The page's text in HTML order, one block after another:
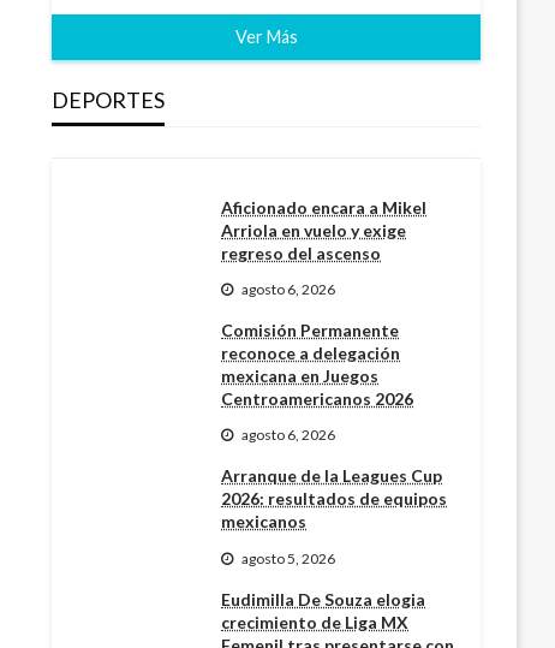
Ver Más
DEPORTES
Aficionado encara a Mikel
Arriola en vuelo y exige
regreso del ascenso
agosto 6, 2026
Comisión Permanente
reconoce a delegación
mexicana en Juegos
Centroamericanos 2026
agosto 6, 2026
Arranque de la Leagues Cup
2026: resultados de equipos
mexicanos
agosto 5, 2026
Eudimilla De Souza elogia
crecimiento de Liga MX